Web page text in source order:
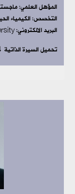
المؤهل العلمي:
التخصص:الكيمياء
البريد الالكتروني: Info@iru.university
تحميل السيرة